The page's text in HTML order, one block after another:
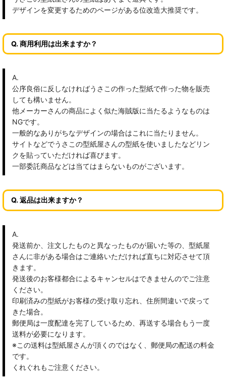
デザインを変更するためのページがある位改造大推奨です。
Q. 商用利用は出来ますか？
A.
公序良俗に反しなければうさこの作った型紙で作った物を販売
しても構いません。
他メーカーさんの商品によく似た海賊版に当たるようなものは
NGです。
一般的なありがちなデザインの場合はこれに当たりません。
サイトなどでうさこの型紙屋さんの型紙を使いましたなどリン
クを貼っていただければ喜びます。
一部委託商品などは当てはまらないものがございます。
Q. 返品は出来ますか？
A.
発送前か、注文したものと異なったものが届いた等の、型紙屋
さんに非がある場合はご連絡いただければ直ちに対応させて頂
きます。
発送後のお客様都合によるキャンセルはできませんのでご注意
ください。
印刷済みの型紙がお客様の受け取り忘れ、住所間違いで戻って
きた場合。
郵便局は一度配達を完了しているため、再送する場合もう一度
送料が必要になります。
※この送料は型紙屋さんが頂くのではなく、郵便局の配送の料金
です。
くれぐれもご注意ください。